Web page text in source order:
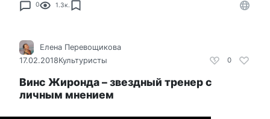
0 1.3к.
0
Елена Перевощикова
17.02.2018Культуристы
Винс Жиронда – звездный тренер с
личным мнением